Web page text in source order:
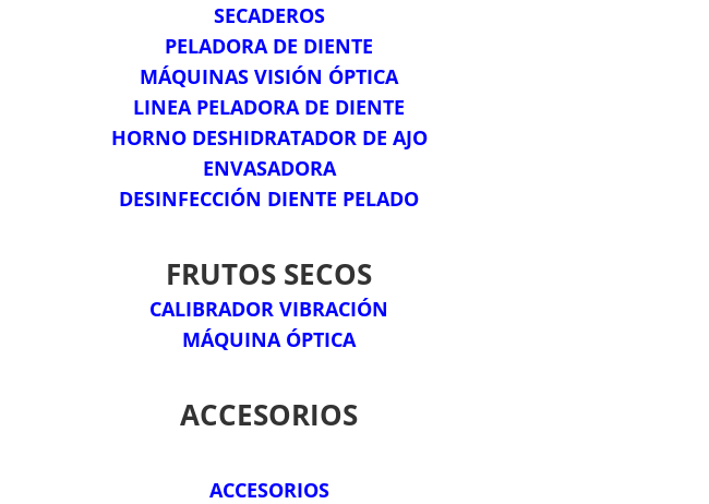
SECADEROS
PELADORA DE DIENTE
MÁQUINAS VISIÓN ÓPTICA
LINEA PELADORA DE DIENTE
HORNO DESHIDRATADOR DE AJO
ENVASADORA
DESINFECCIÓN DIENTE PELADO
FRUTOS SECOS
CALIBRADOR VIBRACIÓN
MÁQUINA ÓPTICA
ACCESORIOS
ACCESORIOS